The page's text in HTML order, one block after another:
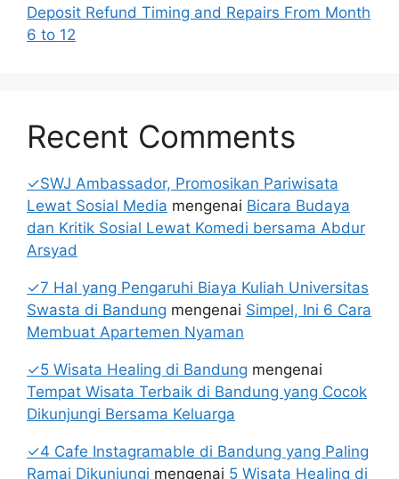
Deposit Refund Timing and Repairs From Month
6 to 12
Recent Comments
✓SWJ Ambassador, Promosikan Pariwisata
Lewat Sosial Media mengenai Bicara Budaya
dan Kritik Sosial Lewat Komedi bersama Abdur
Arsyad
✓7 Hal yang Pengaruhi Biaya Kuliah Universitas
Swasta di Bandung mengenai Simpel, Ini 6 Cara
Membuat Apartemen Nyaman
✓5 Wisata Healing di Bandung mengenai
Tempat Wisata Terbaik di Bandung yang Cocok
Dikunjungi Bersama Keluarga
✓4 Cafe Instagramable di Bandung yang Paling
Ramai Dikunjungi mengenai 5 Wisata Healing di